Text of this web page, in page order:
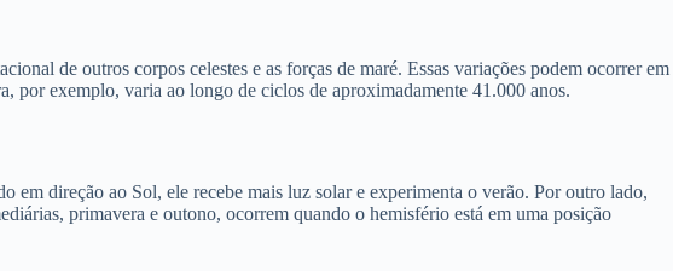
de outros corpos celestes e as forças de maré. Essas variações podem ocorrer em
por exemplo, varia ao longo de ciclos de aproximadamente 41.000 anos.
em direção ao Sol, ele recebe mais luz solar e experimenta o verão. Por outro lado,
primavera e outono, ocorrem quando o hemisfério está em uma posição